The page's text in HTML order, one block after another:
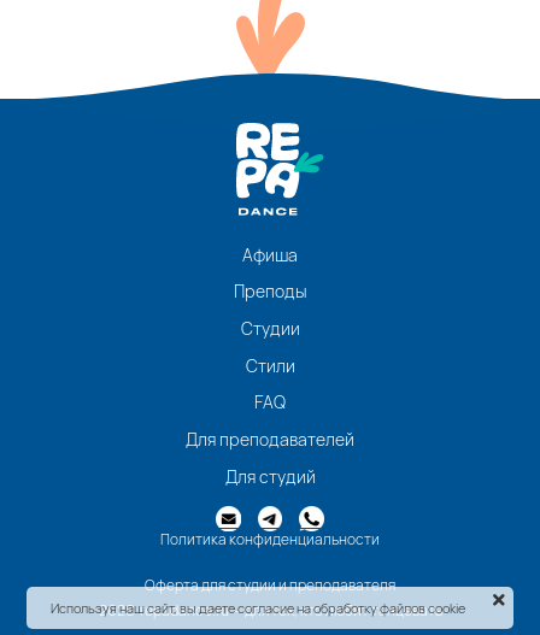
Афиша
Преподы
Студии
Стили
FAQ
Для преподавателей
Для студий
Политика конфиденциальности
Оферта для студии и преподавателя
2026 repadance.ru - для тех, кто любит танцевать
Используя наш сайт, вы даете согласие на обработку файлов cookie